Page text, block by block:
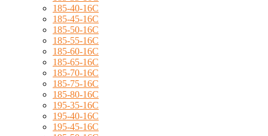
185-40-16C
185-45-16C
185-50-16C
185-55-16C
185-60-16C
185-65-16C
185-70-16C
185-75-16C
185-80-16C
195-35-16C
195-40-16C
195-45-16C